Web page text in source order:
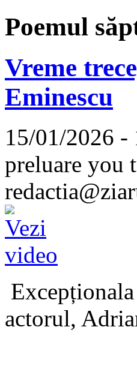
Poemul
Vreme
Eminescu
15/01/2026 -
preluare you
actorul,